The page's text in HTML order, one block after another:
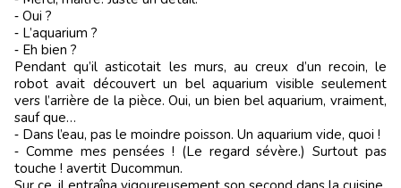
‑ Oui ?
‑ L’aquarium ?
‑ Eh bien ?
Pendant qu’il asticotait les murs, au creux d’un recoin, le
robot avait découvert un bel aquarium visible seulement
vers l’arrière de la pièce. Oui, un bien bel aquarium, vraiment,
sauf que…
‑ Dans l’eau, pas le moindre poisson. Un aquarium vide, quoi !
‑ Comme mes pensées ! (Le regard sévère.) Surtout pas
touche ! avertit Ducommun.